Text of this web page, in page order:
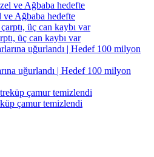
ve Ağbaba hedefte
üç can kaybı var
uğurlandı | Hedef 100 milyon
çamur temizlendi